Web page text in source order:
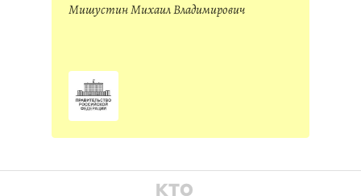
Мишустин Михаил Владимирович